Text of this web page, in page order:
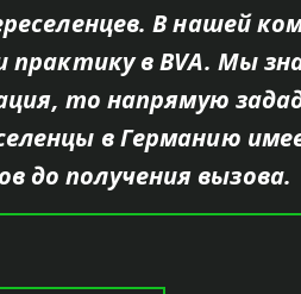
В нашей
практику в BVA. Мы
то напрямую
в Германию
до получения вызова.